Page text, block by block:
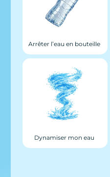
Arrêter l’eau en bouteille
Dynamiser mon eau